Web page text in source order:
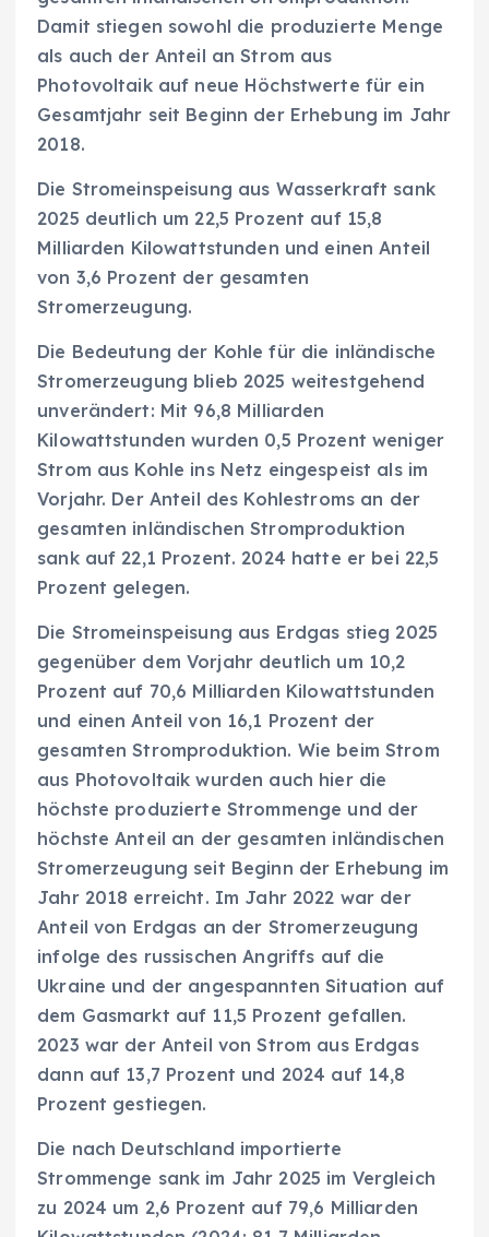
Damit stiegen sowohl die produzierte Menge
als auch der Anteil an Strom aus
Photovoltaik auf neue Höchstwerte für ein
Gesamtjahr seit Beginn der Erhebung im Jahr
2018.
Die Stromeinspeisung aus Wasserkraft sank
2025 deutlich um 22,5 Prozent auf 15,8
Milliarden Kilowattstunden und einen Anteil
von 3,6 Prozent der gesamten
Stromerzeugung.
Die Bedeutung der Kohle für die inländische
Stromerzeugung blieb 2025 weitestgehend
unverändert: Mit 96,8 Milliarden
Kilowattstunden wurden 0,5 Prozent weniger
Strom aus Kohle ins Netz eingespeist als im
Vorjahr. Der Anteil des Kohlestroms an der
gesamten inländischen Stromproduktion
sank auf 22,1 Prozent. 2024 hatte er bei 22,5
Prozent gelegen.
Die Stromeinspeisung aus Erdgas stieg 2025
gegenüber dem Vorjahr deutlich um 10,2
Prozent auf 70,6 Milliarden Kilowattstunden
und einen Anteil von 16,1 Prozent der
gesamten Stromproduktion. Wie beim Strom
aus Photovoltaik wurden auch hier die
höchste produzierte Strommenge und der
höchste Anteil an der gesamten inländischen
Stromerzeugung seit Beginn der Erhebung im
Jahr 2018 erreicht. Im Jahr 2022 war der
Anteil von Erdgas an der Stromerzeugung
infolge des russischen Angriffs auf die
Ukraine und der angespannten Situation auf
dem Gasmarkt auf 11,5 Prozent gefallen.
2023 war der Anteil von Strom aus Erdgas
dann auf 13,7 Prozent und 2024 auf 14,8
Prozent gestiegen.
Die nach Deutschland importierte
Strommenge sank im Jahr 2025 im Vergleich
zu 2024 um 2,6 Prozent auf 79,6 Milliarden